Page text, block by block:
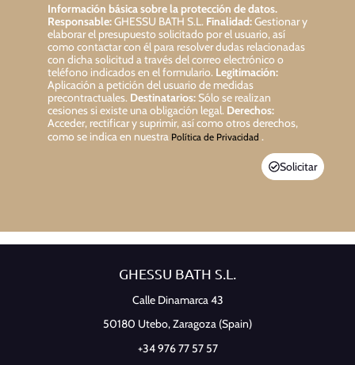
Información básica sobre la protección de datos.
Responsable:GHESSU BATH S.L. Finalidad:Gestionar y
elaborar el presupuesto solicitado por el usuario, así
como contactar con él para resolver dudas relacionadas
con dicha solicitud a través del correo electrónico o
teléfono indicados en el formulario. Legitimación:
Aplicación a petición del usuario de medidas
precontractuales. Destinatarios:Sólo se realizan
cesiones si existe una obligación legal. Derechos:
Acceder, rectificar y suprimir, así como otros derechos,
como se indica en nuestra Política de Privacidad .
Solicitar
GHESSU BATH S.L.
Calle Dinamarca 43
50180 Utebo,Zaragoza (Spain)
+34 976 77 57 57